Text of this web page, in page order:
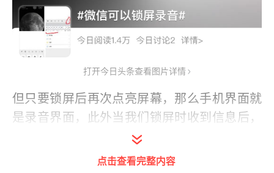
打开今日头条查看图片详情
但只要锁屏后再次点亮屏幕，那么手机界面就
是录音界面，此外当我们锁屏时收到信息后，
手机界面也是录音界面。
点击查看完整内容